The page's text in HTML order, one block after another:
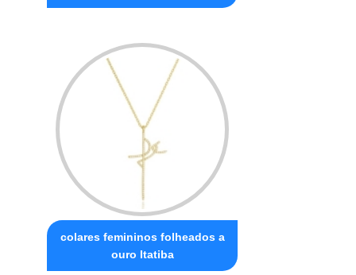
colares femininos folheados a
ouro Itatiba